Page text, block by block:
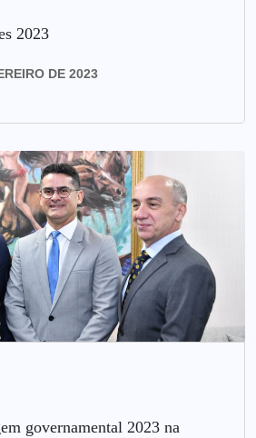
2023
DE 2023
governamental 2023 na